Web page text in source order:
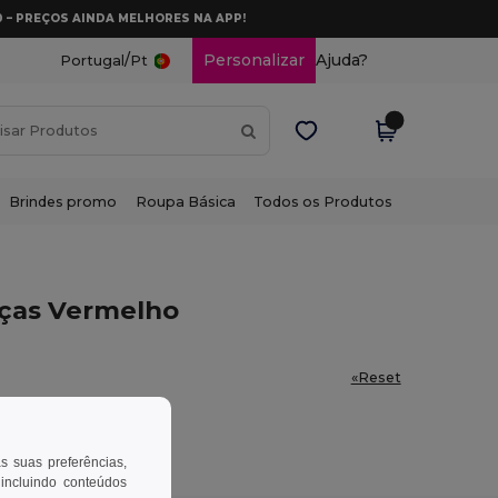
PREÇOS AINDA MELHORES NA APP!
Portugal /Pt Personalizar Ajuda?
Brindes promo Roupa Básica Todos os Produtos
Vermelho
«Reset
suas preferências,
conteúdos